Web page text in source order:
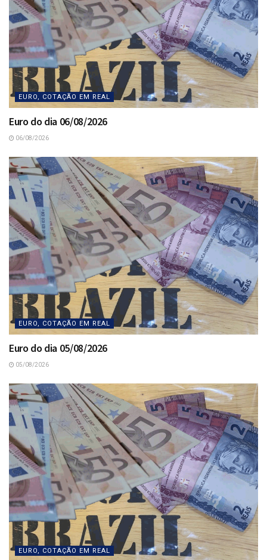
EURO, COTAÇÃO EM REAL
Euro do dia 06/08/2026
06/08/2026
EURO, COTAÇÃO EM REAL
Euro do dia 05/08/2026
05/08/2026
EURO, COTAÇÃO EM REAL